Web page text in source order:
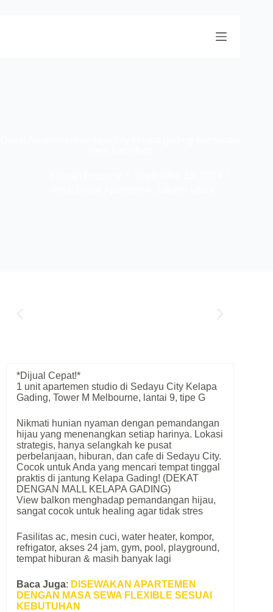
*Dijual Cepat!*
1 unit apartemen studio di Sedayu City Kelapa
Gading, Tower M Melbourne, lantai 9, tipe G
Nikmati hunian nyaman dengan pemandangan
hijau yang menenangkan setiap harinya. Lokasi
strategis, hanya selangkah ke pusat
perbelanjaan, hiburan, dan cafe di Sedayu City.
Cocok untuk Anda yang mencari tempat tinggal
praktis di jantung Kelapa Gading! (DEKAT
DENGAN MALL KELAPA GADING)
View balkon menghadap pemandangan hijau,
sangat cocok untuk healing agar tidak stres
Fasilitas ac, mesin cuci, water heater, kompor,
refrigator, akses 24 jam, gym, pool, playground,
tempat hiburan & masih banyak lagi
Baca Juga: DISEWAKAN APARTEMEN
DENGAN MASA SEWA FLEXIBLE SESUAI
KEBUTUHAN